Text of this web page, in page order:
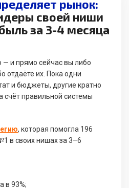
рынок:
своей ниши
за 3-4 месяца
— и прямо сейчас вы либо
отдаёте их. Пока одни
и бюджеты, другие кратно
правильной системы
, которая помогла 196
в своих нишах за 3–6
в 93%;